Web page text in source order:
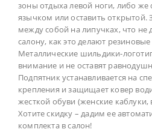
зоны отдыха левой ноги, либо же
язычком или оставить открытой.
между собой на липучках, что не
салону, как это делают
Металлические шильдики-
внимание и не оставят
Подпятник устанавливается на
крепления и защищает ковер
жесткой обуви (женские
Хотите скидку – дадим ее
комплекта в салон!